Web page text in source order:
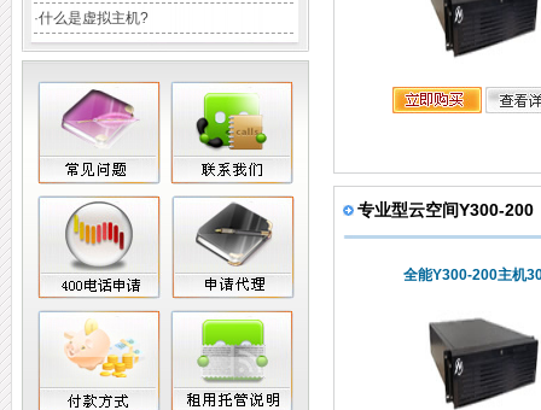
·什么是虚拟主机?
专业型云空间Y300-200
全能Y300-200主机